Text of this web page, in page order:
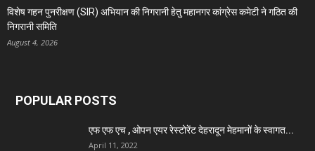
विशेष गहन पुनरीक्षण (SIR) अभियान की निगरानी हेतु महानगर कांग्रेस कमेटी ने गठित की
निगरानी समिति
August 4, 2026
POPULAR POSTS
एफ एफ एच , ओपन एयर रेस्टोरेंट देहरादून मेहमानों के स्वागत...
April 11, 2022